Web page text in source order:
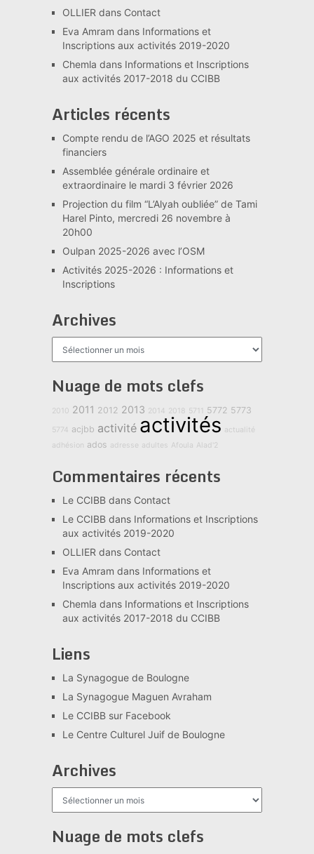
OLLIER dans Contact
Eva Amram dans Informations et
Inscriptions aux activités 2019-2020
Chemla dans Informations et Inscriptions
aux activités 2017-2018 du CCIBB
Articles récents
Compte rendu de l’AGO 2025 et résultats
financiers
Assemblée générale ordinaire et
extraordinaire le mardi 3 février 2026
Projection du film “L’Alyah oubliée” de Tami
Harel Pinto, mercredi 26 novembre à
20h00
Oulpan 2025-2026 avec l’OSM
Activités 2025-2026 : Informations et
Inscriptions
Archives
Nuage de mots clefs
2010 2011 2012 2013 2014 2018 5711 5772 5773
5774 acjbb activité activités actualité
adhésion ados adresse adultes Afoula Alad'2
Commentaires récents
Le CCIBBdans Contact
Le CCIBBdans Informations et Inscriptions
aux activités 2019-2020
OLLIER dans Contact
Eva Amram dans Informations et
Inscriptions aux activités 2019-2020
Chemla dans Informations et Inscriptions
aux activités 2017-2018 du CCIBB
Liens
La Synagogue de Boulogne
La Synagogue Maguen Avraham
Le CCIBB sur Facebook
Le Centre Culturel Juif de Boulogne
Archives
Nuage de mots clefs